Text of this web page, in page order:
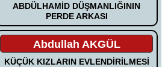
ABDÜLHAMİD DÜŞMANLIĞININ
PERDE ARKASI
Abdullah AKGÜL
KÜÇÜK KIZLARIN EVLENDİRİLMESİ